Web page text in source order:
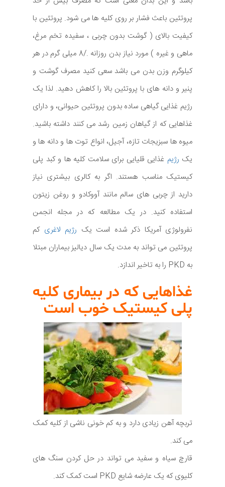
پروتئین باعث فشار بر روی کلیه ها می شود. پروتئین با
کیفیت بالای ( گوشت بدون چربی ، سفیده تخم مرغ،
ماهی و غیره ) مورد نیاز بدن روزانه ./8 میلی گرم در هر
کیلوگرم وزن بدن می باشد سعی کنید مصرف گوشت و
پنیر و دانه های با پروتئین بالا را کاهش دهید. لذا یک
رژیم غذایی گیاهی ساده بدون پروتئین حیوانی، و دارای
غذاهایی که از گیاهان زمین رشد می کنند داشته باشید.
میوه ها سبزیجات تازه، آجیل، انواع توت ها و دانه ها و
یک رژیم غذایی قلیایی برای سلامت کلیه ها و کبد پلی
کیستیک مناسب هستند. اگر به کالری بیشتری نیاز
دارید از چربی های سالم مانند آووکادو و روغن زیتون
استفاده کنید. در یک مطالعه که در مجله انجمن
نفرولوژی آمریکا ذکر شده است یک رژیم لاغری کم
پروتئین می تواند به مدت یک سال دیالیز بیماران مبتلا
به PKD را به تاخیر اندازد.
غذاهایی که در بیماری کلیه
پلی کیستیک خوب است
تربچه آهن زیادی دارد و به کم خونی ناشی از کلیه کمک
می کند.
قارچ سیاه و سفید می تواند در حل کردن سنگ های
کلیوی که یک عارضه شایع PKD است کمک کند.